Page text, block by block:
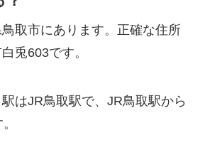
取市にあります。正確な住所
兎603です。
はJR鳥取駅で、JR鳥取駅から